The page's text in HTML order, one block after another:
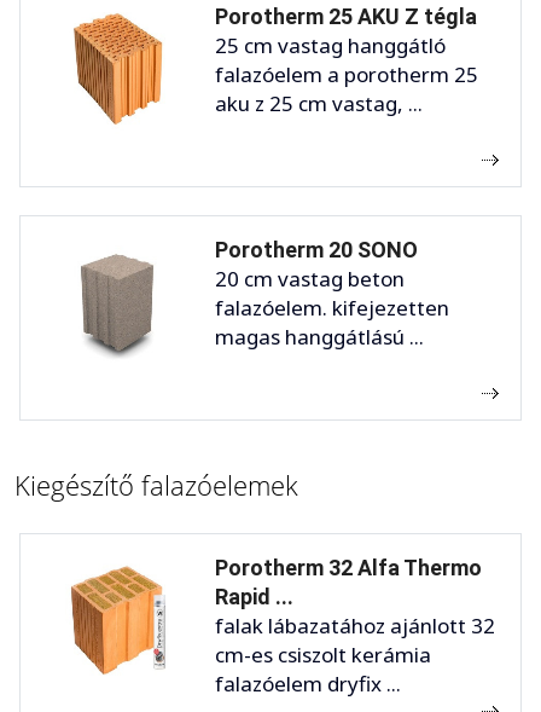
Porotherm 25 AKU Z tégla
25 cm vastag hanggátló
falazóelem a porotherm 25
aku z 25 cm vastag, ...
Porotherm 20 SONO
20 cm vastag beton
falazóelem. kifejezetten
magas hanggátlású ...
Kiegészítő falazóelemek
Porotherm 32 Alfa Thermo
Rapid ...
falak lábazatához ajánlott 32
cm-es csiszolt kerámia
falazóelem dryfix ...